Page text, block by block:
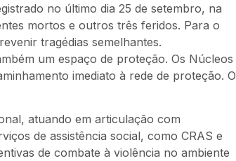
no último dia 25 de setembro, na
mortos e outros três feridos. Para o
tragédias semelhantes.
um espaço de proteção. Os Núcleos
imediato à rede de proteção. O
atuando em articulação com
de assistência social, como CRAS e
de combate à violência no ambiente